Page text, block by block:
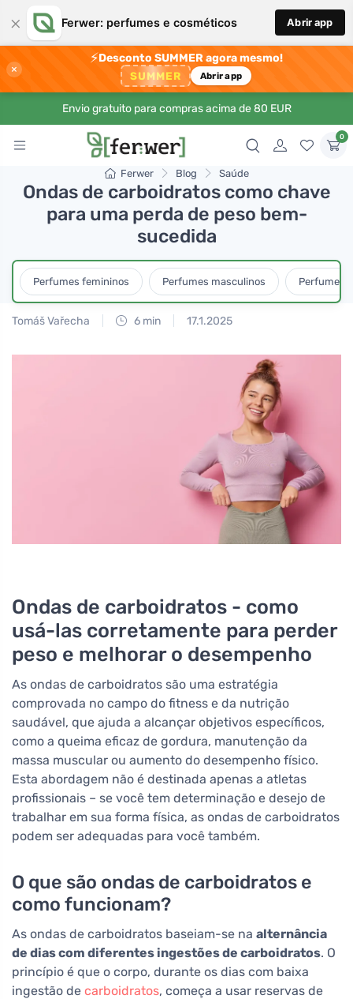
× Ferwer: perfumes e cosméticos Abrir app
×
⚡Desconto SUMMER agora mesmo!
SUMMER Abrir app
Envio gratuito para compras acima de 80 EUR
0
Ferwer Blog Saúde
Ondas de carboidratos como chave
para uma perda de peso bem-
sucedida
Perfumes femininos Perfumes masculinos Perfumes
Tomáš Vařecha 6 min 17.1.2025
Ondas de carboidratos - como
usá-las corretamente para perder
peso e melhorar o desempenho
As ondas de carboidratos são uma estratégia
comprovada no campo do fitness e da nutrição
saudável, que ajuda a alcançar objetivos específicos,
como a queima eficaz de gordura, manutenção da
massa muscular ou aumento do desempenho físico.
Esta abordagem não é destinada apenas a atletas
profissionais – se você tem determinação e desejo de
trabalhar em sua forma física, as ondas de carboidratos
podem ser adequadas para você também.
O que são ondas de carboidratos e
como funcionam?
As ondas de carboidratos baseiam-se na alternância
de dias com diferentes ingestões de carboidratos. O
princípio é que o corpo, durante os dias com baixa
ingestão de carboidratos, começa a usar reservas de